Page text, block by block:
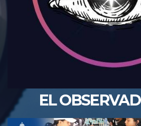
EL